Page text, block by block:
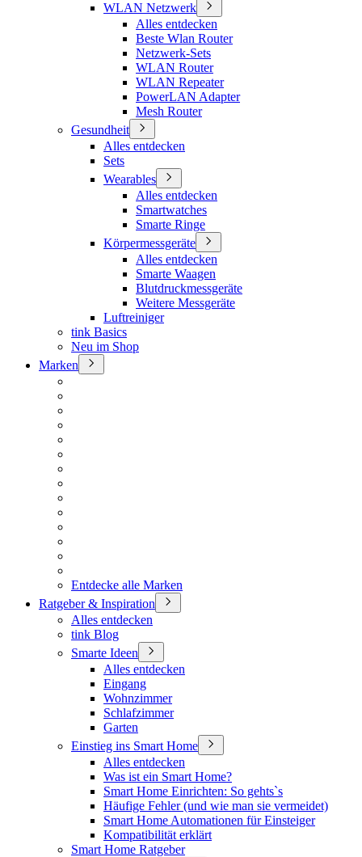
WLAN Netzwerk
Alles entdecken
Beste Wlan Router
Netzwerk-Sets
WLAN Router
WLAN Repeater
PowerLAN Adapter
Mesh Router
Gesundheit
Alles entdecken
Sets
Wearables
Alles entdecken
Smartwatches
Smarte Ringe
Körpermessgeräte
Alles entdecken
Smarte Waagen
Blutdruckmessgeräte
Weitere Messgeräte
Luftreiniger
tink Basics
Neu im Shop
Marken
Entdecke alle Marken
Ratgeber & Inspiration
Alles entdecken
tink Blog
Smarte Ideen
Alles entdecken
Eingang
Wohnzimmer
Schlafzimmer
Garten
Einstieg ins Smart Home
Alles entdecken
Was ist ein Smart Home?
Smart Home Einrichten: So gehts`s
Häufige Fehler (und wie man sie vermeidet)
Smart Home Automationen für Einsteiger
Kompatibilität erklärt
Smart Home Ratgeber